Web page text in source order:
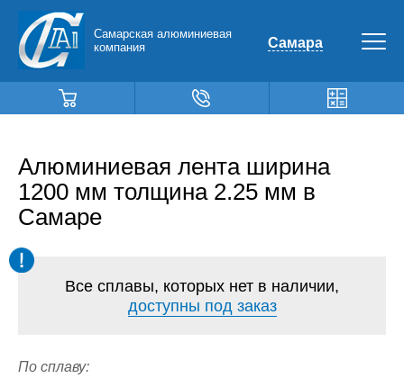
Самарская алюминиевая
компания
Самара
Алюминиевая лента ширина
1200 мм толщина 2.25 мм в
Самаре
Все сплавы, которых нет в наличии,
доступны под заказ
По сплаву: